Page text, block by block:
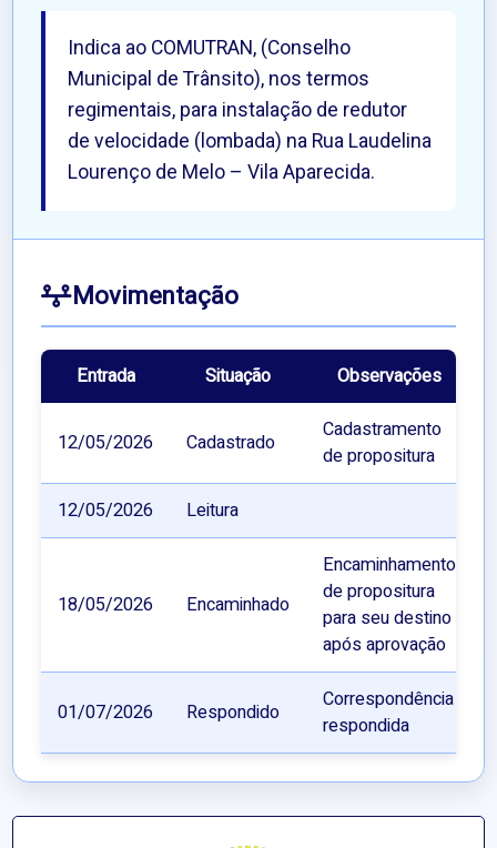
Indica ao COMUTRAN, (Conselho
Municipal de Trânsito), nos termos
regimentais, para instalação de redutor
de velocidade (lombada) na Rua Laudelina
Lourenço de Melo – Vila Aparecida.
Movimentação
Entrada Situação Observações
12/05/2026 Cadastrado
Cadastramento
de propositura
12/05/2026 Leitura
18/05/2026 Encaminhado
Encaminhamento
de propositura
para seu destino
após aprovação
01/07/2026 Respondido
Correspondência
respondida